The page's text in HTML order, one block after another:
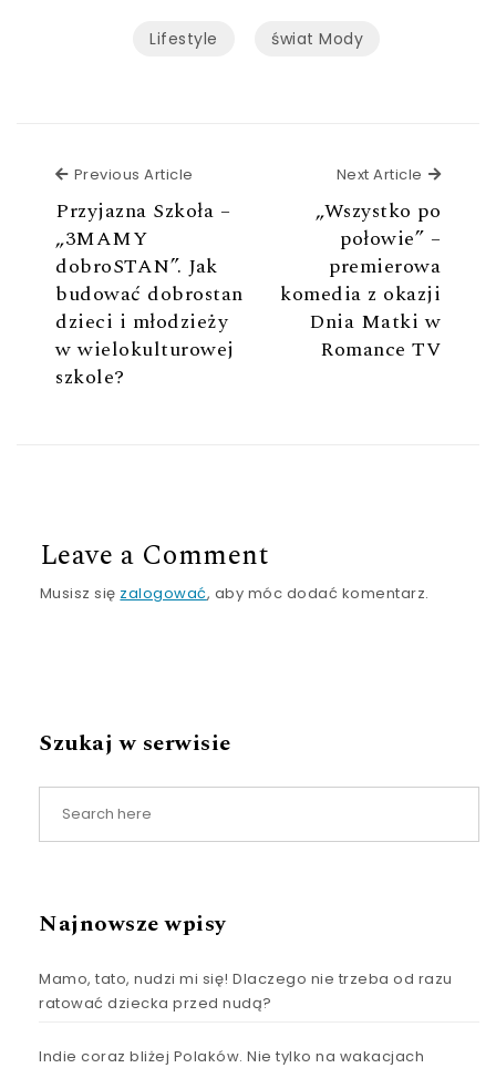
Lifestyle świat Mody
Previous Article
Przyjazna Szkoła –
„3MAMY
dobroSTAN”. Jak
budować dobrostan
dzieci i młodzieży
w wielokulturowej
szkole?
Next Article Next
„Wszystko po
połowie” –
premierowa
komedia z okazji
Dnia Matki w
Romance TV
Leave a Comment
Musisz się zalogować, aby móc dodać komentarz.
Szukaj w serwisie
Najnowsze wpisy
Mamo, tato, nudzi mi się! Dlaczego nie trzeba od razu
ratować dziecka przed nudą?
Indie coraz bliżej Polaków. Nie tylko na wakacjach